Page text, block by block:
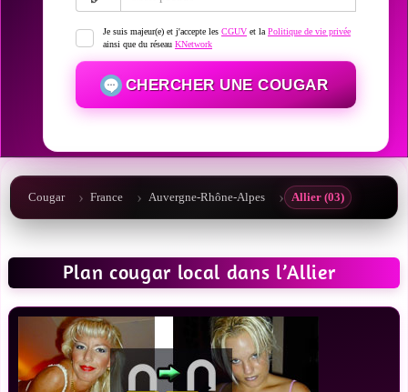
Je suis majeur(e) et j'accepte les CGUV et la Politique de vie privée
ainsi que du réseau KNetwork
CHERCHER UNE COUGAR
Cougar France Auvergne-Rhône-Alpes Allier (03)
Plan cougar local dans l’Allier